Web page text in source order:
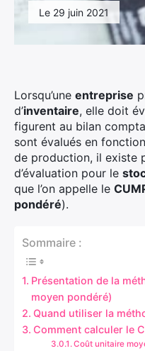
Le 29 juin 2021
Lorsqu’une entreprise
d’inventaire, elle doit
figurent au bilan
sont évalués en
de production, il existe
d’évaluation pour le
que l’on appelle le
pondéré).
Sommaire :
Présentation de la
moyen pondéré)
Quand utiliser la
Comment calculer le
Coût unitaire